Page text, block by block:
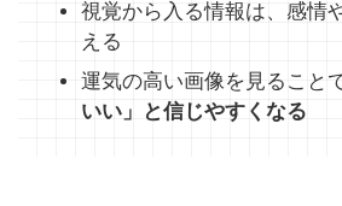
視覚から入る情報は、感情
える
運気の高い画像を見ることで
いい」と信じやすくなる